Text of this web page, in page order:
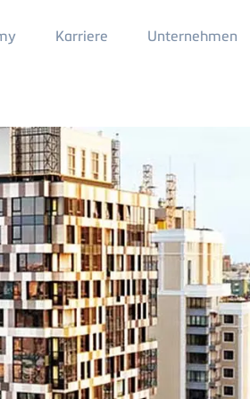
Main
Menu
Karriere Unternehmen